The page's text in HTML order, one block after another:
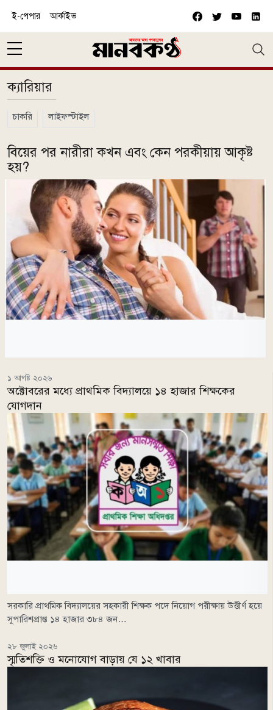
ই-পেপার আর্কাইভ
ক্যারিয়ার
চাকরি লাইফস্টাইল
বিয়ের পর নারীরা কখন এবং কেন পরকীয়ায় আকৃষ্ট
হয়?
১ আগষ্ট ২০২৬
অক্টোবরের মধ্যে প্রাথমিক বিদ্যালয়ে ১৪ হাজার শিক্ষকের
যোগদান
সরকারি প্রাথমিক বিদ্যালয়ের সহকারী শিক্ষক পদে নিয়োগ পরীক্ষায় উত্তীর্ণ হয়ে
সুপারিশপ্রাপ্ত ১৪ হাজার ৩৮৪ জন…
২৮ জুলাই ২০২৬
স্মৃতিশক্তি ও মনোযোগ বাড়ায় যে ১২ খাবার